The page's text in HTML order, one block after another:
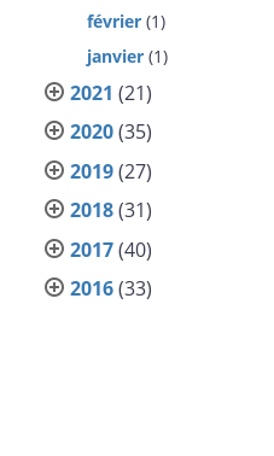
février (1)
janvier (1)
2021 (21)
2020(35)
2019(27)
2018(31)
2017(40)
2016(33)